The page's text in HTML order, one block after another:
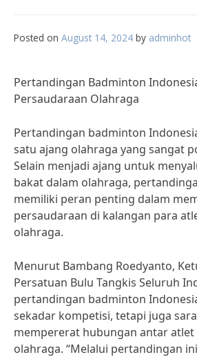
Posted on August 14, 2024 by adminhot
Pertandingan Badminton
Persaudaraan Olahraga
Pertandingan badminton
satu ajang olahraga yang sangat
Selain menjadi ajang untuk
bakat dalam olahraga,
memiliki peran penting dalam
persaudaraan di kalangan para
olahraga.
Menurut Bambang Roedyanto,
Persatuan Bulu Tangkis Seluruh
pertandingan badminton
sekadar kompetisi, tetapi juga
mempererat hubungan antar atlet
olahraga. “Melalui pertandingan